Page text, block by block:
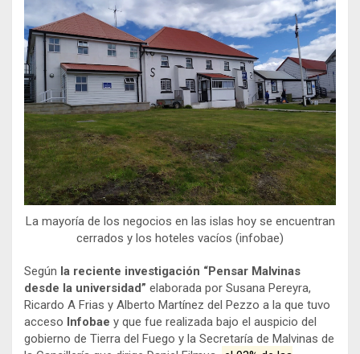
La mayoría de los negocios en las islas hoy se encuentran
cerrados y los hoteles vacíos (infobae)
Según la reciente investigación “Pensar Malvinas
desde la universidad” elaborada por Susana Pereyra,
Ricardo A Frias y Alberto Martínez del Pezzo a la que tuvo
acceso Infobae y que fue realizada bajo el auspicio del
gobierno de Tierra del Fuego y la Secretaría de Malvinas de